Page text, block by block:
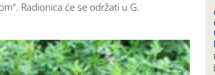
Radionica će se održati u G.